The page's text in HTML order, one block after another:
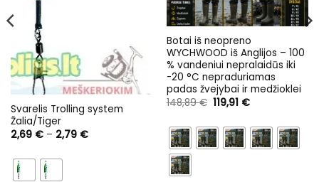
Svarelis Trolling system
Žalia/Tiger
2,69 € – 2,79 €Price
Botai iš neopreno
WYCHWOOD iš Anglijos – 100
% vandeniui nepralaidūs iki
-20 °C nepraduriamas
padas žvejybai ir medžioklei
148,89€ Original
price
148,89 €.
119,91 €Current
119,91 €.